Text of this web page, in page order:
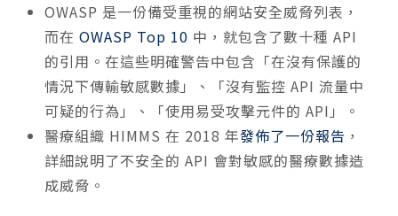
OWASP 是一份備受重視的網站安全威脅列表，
而在 OWASP Top 10 中，就包含了數十種 API
的引用。在這些明確警告中包含「在沒有保護的
情況下傳輸敏感數據」、「沒有監控 API 流量中
可疑的行為」、「使用易受攻擊元件的 API」。
醫療組織 HIMMS 在 2018 年發佈了一份報告 ，
詳細說明了不安全的 API 會對敏感的醫療數據造
成威脅。